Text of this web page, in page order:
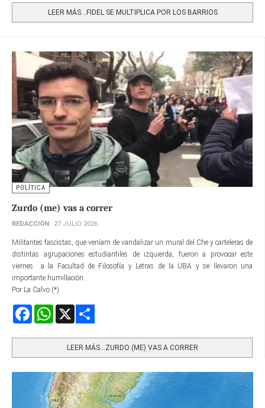
LEER MÁS…FIDEL SE MULTIPLICA POR LOS BARRIOS
POLÍTICA
Zurdo (me) vas a correr
REDACCIÓN 27 JULIO 2026
Militantes fascistas, que veníam de vandalizar un mural del Che y carteleras de
distintas agrupaciones estudiantiles de izquierda, fueron a provocar este
viernes a la Facultad de Filosofía y Letras de la UBA y se llevaron una
importante humillación.
Por La Calvo (*)
FacebookWhatsApp
LEER MÁS…ZURDO (ME) VAS A CORRER